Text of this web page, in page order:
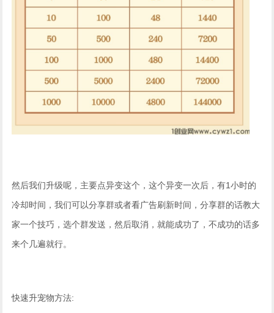
然后我们升级呢，主要点异变这个，这个异变一次后，有1小时的
冷却时间，我们可以分享群或者看广告刷新时间，分享群的话教大
家一个技巧，选个群发送，然后取消，就能成功了，不成功的话多
来个几遍就行。
快速升宠物方法: